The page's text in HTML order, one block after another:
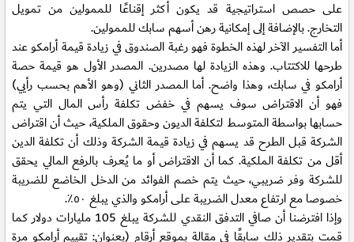
على حصص استراتيجية قد يكون أكثر إقناعًا للممولين من تمويل
التخارج. بالإضافة إلى إمكانية رهن أسهم سابك للممولين.
أما التفسير الآخر لهذه الخطوة فهو رغبة الصندوق في زيادة قيمة أرامكو عند
طرحها للاكتتاب. وهذه الزيادة لها مصدرين. المصدر الأول هو قيمة حصة
أرامكو في سابك، وهذا واضح. أما المصدر الثاني (وهو الأهم بحسب رأيي)
فهو أن الاقتراض سوف يسهم في خفض تكلفة رأس المال التي يتم
حسابها بواسطة المتوسط لتكلفة الديون وحقوق الملكية، حيث أن اقتراض
الشركة قبل الطرح قد يسهم في زيادة قيمة الشركة وذلك أن تكلفة الدين
أقل من تكلفة الملكية. كما أن الاقتراض أو ما يُعرف بالرفع المالي يحقق
للشركة وفر ضريبي، حيث يتم خصم الفوائد من الدخل الخاضع للضريبة
خصوصا مع ارتفاع معدل الضريبة على أرامكو والذي يبلغ ٥٠٪؜.
وإذا افترضنا أن صافي التدفق النقدي للشركة يبلغ 105 مليارات دولار كما
قمت بتقدير ذلك سابقًا في مقالة بموقع أرقام (بعنوان: تقييم أرامكو مرة